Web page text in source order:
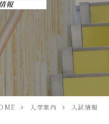
報
入学案内 入試情報